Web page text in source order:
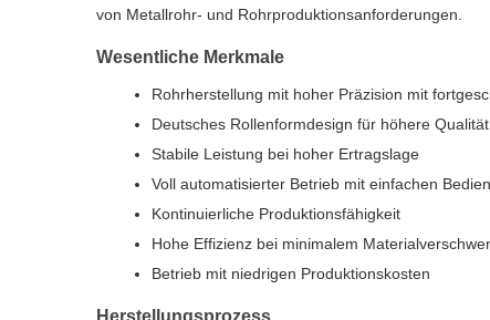
von Metallrohr- und Rohrproduktionsanforderungen.
Wesentliche Merkmale
Rohrherstellung mit hoher Präzision mit
Deutsches Rollenformdesign für höhere Qualität
Stabile Leistung bei hoher Ertragslage
Voll automatisierter Betrieb mit einfachen
Kontinuierliche Produktionsfähigkeit
Hohe Effizienz bei minimalem
Betrieb mit niedrigen Produktionskosten
Herstellungsprozess